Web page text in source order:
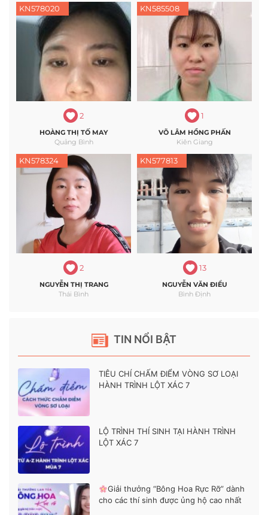
TIN NỔI BẬT
TIÊU CHÍ CHẤM ĐIỂM VÒNG SƠ LOẠI
HÀNH TRÌNH LỘT XÁC 7
LỘ TRÌNH THÍ SINH TẠI HÀNH TRÌNH
LỘT XÁC 7
Giải thưởng “Bông Hoa Rực Rỡ” dành
cho các thí sinh được ủng hộ cao nhất
KN578020
2
HOÀNG THỊ TỐ MAY
Quảng Bình
KN585508
1
VÕ LÂM HỒNG PHẤN
Kiên Giang
KN578324
2
NGUYỄN THỊ TRANG
Thái Bình
KN577813
13
NGUYỄN VĂN ĐIỂU
Bình Định